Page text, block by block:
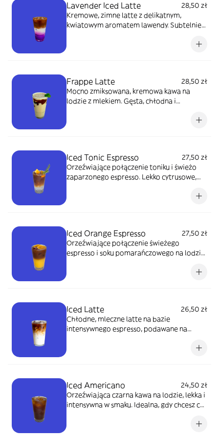
Lavender Iced Latte
28,50 zł
Kremowe, zimne latte z delikatnym,
kwiatowym aromatem lawendy. Subtelnie
Frappe Latte
28,50 zł
Mocno zmiksowana, kremowa kawa na
lodzie z mlekiem. Gęsta, chłodna i
Iced Tonic Espresso
27,50 zł
Orzeźwiające połączenie toniku i świeżo
zaparzonego espresso. Lekko cytrusowe,
Iced Orange Espresso
27,50 zł
Orzeźwiające połączenie świeżego
espresso i soku pomarańczowego na lodzie.
Iced Latte
26,50 zł
Chłodne, mleczne latte na bazie
intensywnego espresso, podawane na
Iced Americano
24,50 zł
Orzeźwiająca czarna kawa na lodzie, lekka i
intensywna w smaku. Idealna, gdy chcesz coś